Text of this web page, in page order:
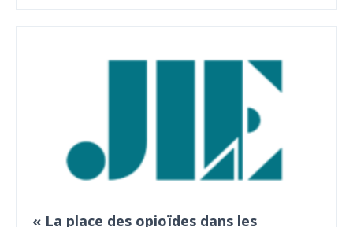
« La place des opioïdes dans les